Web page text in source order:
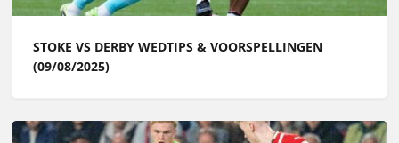
STOKE VS DERBY WEDTIPS & VOORSPELLINGEN
(09/08/2025)